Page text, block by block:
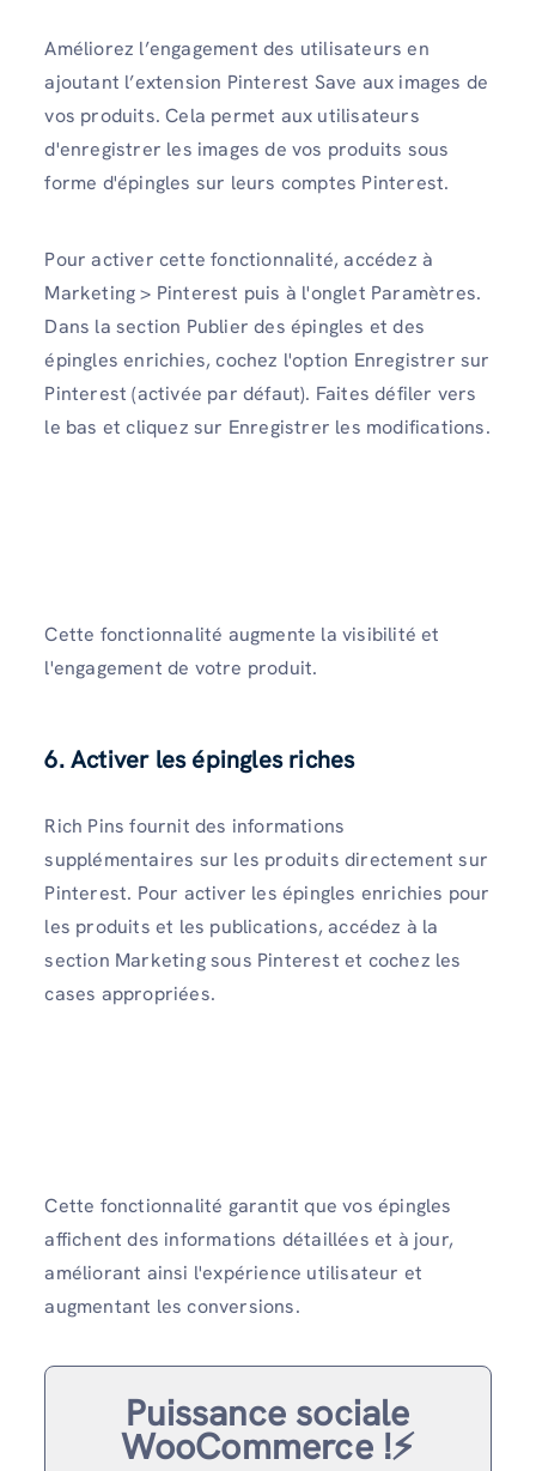
Améliorez l’engagement des utilisateurs en
ajoutant l’extension Pinterest Save aux images de
vos produits. Cela permet aux utilisateurs
d'enregistrer les images de vos produits sous
forme d'épingles sur leurs comptes Pinterest.
Pour activer cette fonctionnalité, accédez à
Marketing > Pinterest puis à l'onglet Paramètres.
Dans la section Publier des épingles et des
épingles enrichies, cochez l'option Enregistrer sur
Pinterest (activée par défaut). Faites défiler vers
le bas et cliquez sur Enregistrer les modifications.
Cette fonctionnalité augmente la visibilité et
l'engagement de votre produit.
6. Activer les épingles riches
Rich Pins fournit des informations
supplémentaires sur les produits directement sur
Pinterest. Pour activer les épingles enrichies pour
les produits et les publications, accédez à la
section Marketing sous Pinterest et cochez les
cases appropriées.
Cette fonctionnalité garantit que vos épingles
affichent des informations détaillées et à jour,
améliorant ainsi l'expérience utilisateur et
augmentant les conversions.
Puissance sociale
WooCommerce !⚡️